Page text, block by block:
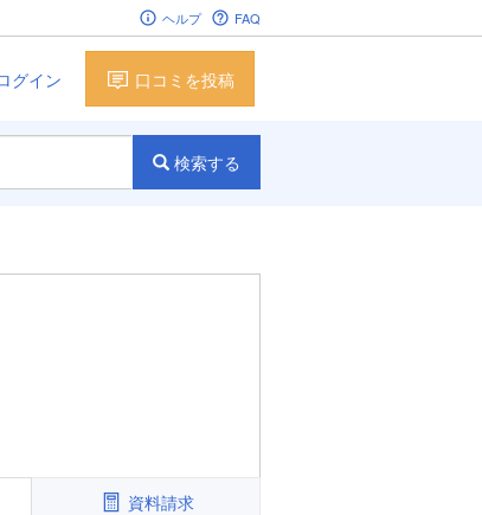
ヘルプ FAQ
グイン 口コミを投稿
検索する
資料請求